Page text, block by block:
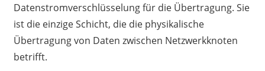
Datenstromverschlüsselung für die Übertragung. Sie
ist die einzige Schicht, die die physikalische
Übertragung von Daten zwischen Netzwerkknoten
betrifft.